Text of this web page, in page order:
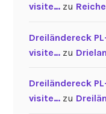
visite…zu
Dreiländereck
visite…zu
Dreiländereck
visite…zu